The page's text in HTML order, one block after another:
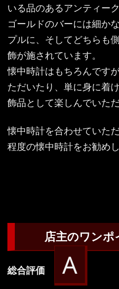
いる品のあるアンティー
ゴールドのバーには細か
プルに、そしてどちらも
飾が施されています。
懐中時計はもちろんです
ただいたり、単に身に着
飾品として楽しんでいただ
懐中時計を合わせていた
程度の懐中時計をお勧めし
店主のワン
総合評価 A